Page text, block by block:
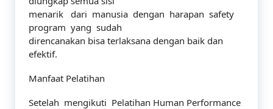
menarik dari manusia dengan harapan safety
program yang sudah
direncanakan bisa terlaksana dengan baik dan
efektif.
Manfaat Pelatihan
Setelah mengikuti Pelatihan Human Performance